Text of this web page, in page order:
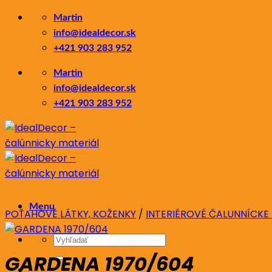
Skip
content
Martin
info@idealdecor.sk
+421 903 283 952
Martin
info@idealdecor.sk
+421 903 283 952
Menu
Hľadať:
POŤAHOVÉ LÁTKY, KOŽENKY / INTERIÉROVÉ ČALUNNÍCKE
GARDENA 1970/604